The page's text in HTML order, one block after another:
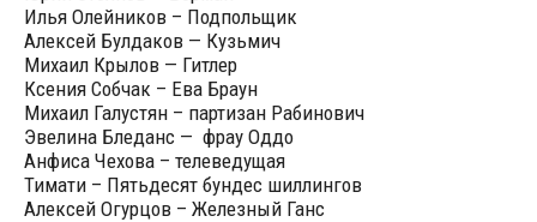
Илья Олейников – Подпольщик
Алексей Булдаков — Кузьмич
Михаил Крылов — Гитлер
Ксения Собчак – Ева Браун
Михаил Галустян – партизан Рабинович
Эвелина Бледанс — фрау Оддо
Анфиса Чехова – телеведущая
Тимати – Пятьдесят бундес шиллингов
Алексей Огурцов – Железный Ганс